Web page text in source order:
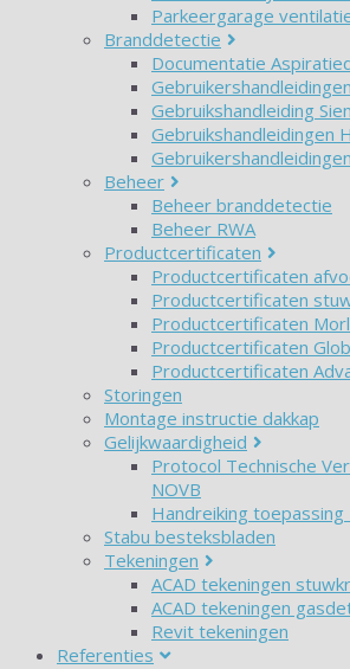
Parkeergarage
Branddetectie
Documentatie
Gebruikshandleiding
Gebruikshandleidingen
Beheer
Beheer branddetectie
Beheer RWA
Productcertificaten
Productcertificaten
Productcertificaten
Productcertificaten
Productcertificaten
Productcertificaten
Storingen
Montage instructie dakkap
Gelijkwaardigheid
Protocol Technische
NOVB
Handreiking toepassing
Stabu besteksbladen
Tekeningen
ACAD tekeningen
ACAD tekeningen
Revit tekeningen
Referenties